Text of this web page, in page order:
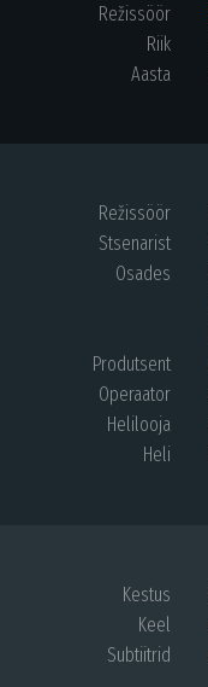
Režissöör
Riik
Aasta
Režissöör
Stsenarist
Osades
Produtsent
Operaator
Helilooja
Heli
Kestus
Keel
Subtiitrid